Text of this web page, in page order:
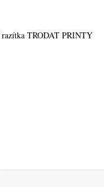
TRODAT PRINTY